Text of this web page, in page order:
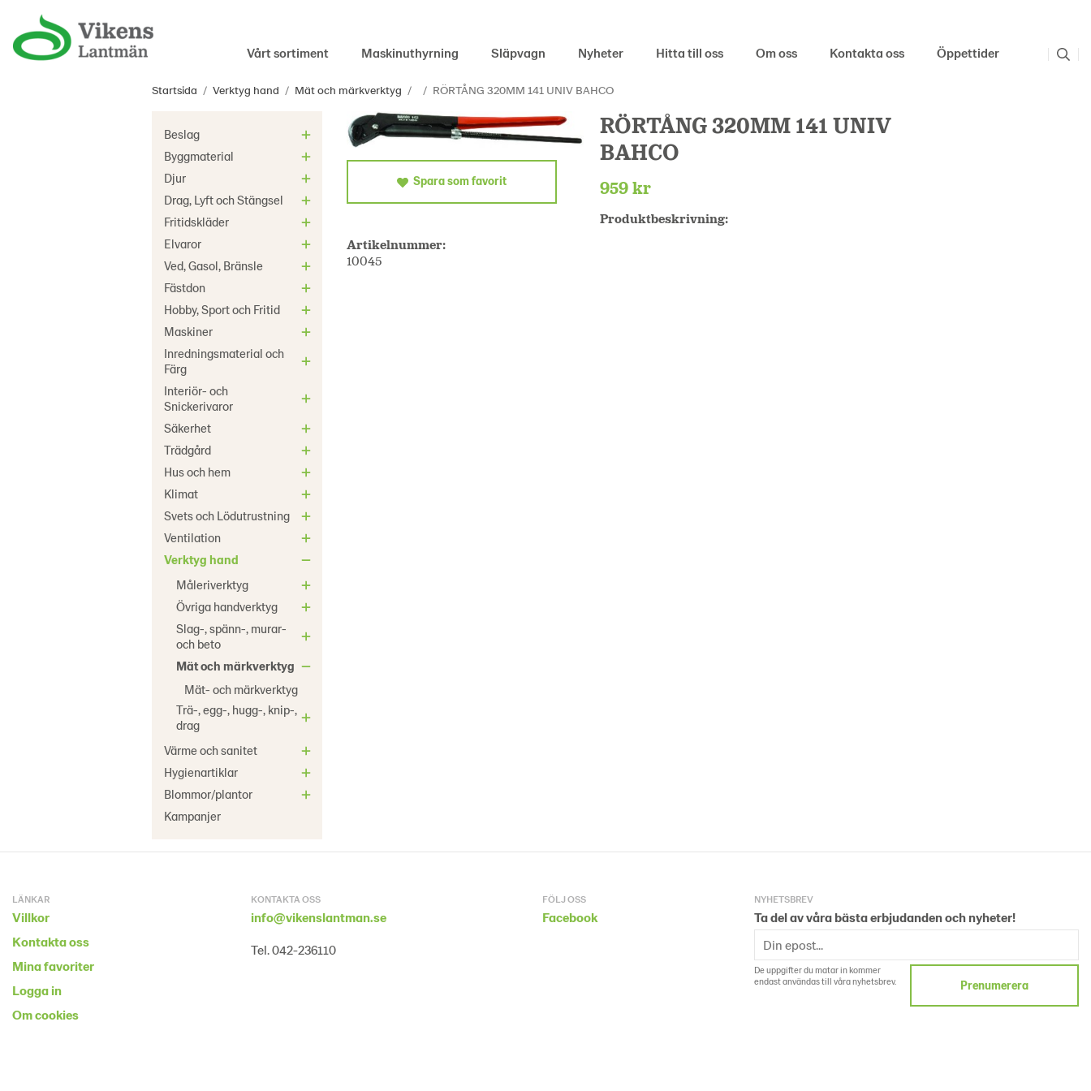
Vårt sortiment Maskinuthyrning Släpvagn Nyheter Hitta till oss Om oss Kontakta oss Öppettider
Startsida / Verktyg hand / Mät och märkverktyg / / RÖRTÅNG 320MM 141 UNIV BAHCO
Beslag
Byggmaterial
Djur
Drag, Lyft och Stängsel
Fritidskläder
Elvaror
Ved, Gasol, Bränsle
Fästdon
Hobby, Sport och Fritid
Maskiner
Inredningsmaterial och
Färg
Interiör- och
Snickerivaror
Säkerhet
Trädgård
Hus och hem
Klimat
Svets och Lödutrustning
Ventilation
Verktyg hand
Måleriverktyg
Övriga handverktyg
Slag-, spänn-, murar-
och beto
Mät och märkverktyg
Mät- och märkverktyg
Trä-, egg-, hugg-, knip-,
drag
Värme och sanitet
Hygienartiklar
Blommor/plantor
Kampanjer
RÖRTÅNG 320MM 141 UNIV
BAHCO
959 kr
Produktbeskrivning:
Spara som favorit
Artikelnummer:
10045
LÄNKAR
Villkor
Kontakta oss
Mina favoriter
Logga in
Om cookies
KONTAKTA OSS
info@vikenslantman.se
Tel. 042-236110
FÖLJ OSS
Facebook
NYHETSBREV
Ta del av våra bästa erbjudanden och nyheter!
De uppgifter du matar in kommer
endast användas till våra nyhetsbrev.
Prenumerera